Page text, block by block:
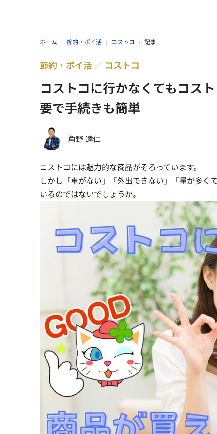
ホーム › 節約・ポイ活 › コストコ › 記事
コストコに行かなくてもコス
要で手続きも簡単
節約・ポイ活 コストコ
角野 達仁
コストコには魅力的な商品がそろっています。
しかし「車がない」「外出できない」「量が多く
いるのではないでしょうか。